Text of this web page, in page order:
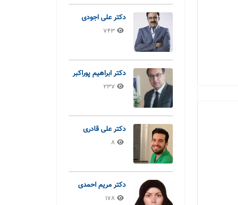
دکتر علی اجودی
743
دکتر ابراهیم پوراکبر
237
دکتر علی قادری
8
دکتر مریم احمدی
178